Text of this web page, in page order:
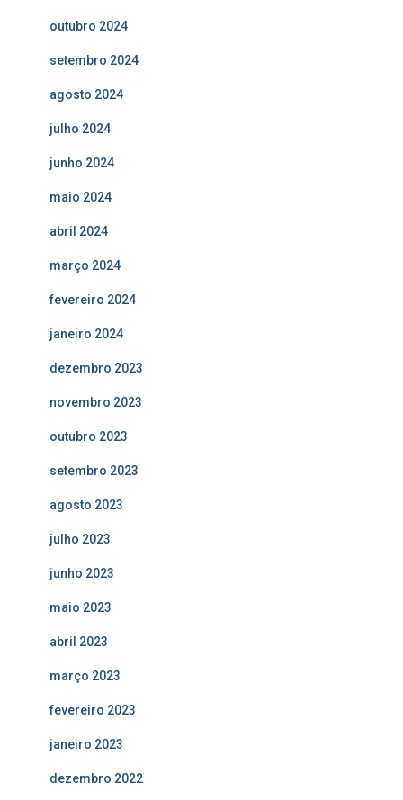
outubro 2024
setembro 2024
agosto 2024
julho 2024
junho 2024
maio 2024
abril 2024
março 2024
fevereiro 2024
janeiro 2024
dezembro 2023
novembro 2023
outubro 2023
setembro 2023
agosto 2023
julho 2023
junho 2023
maio 2023
abril 2023
março 2023
fevereiro 2023
janeiro 2023
dezembro 2022